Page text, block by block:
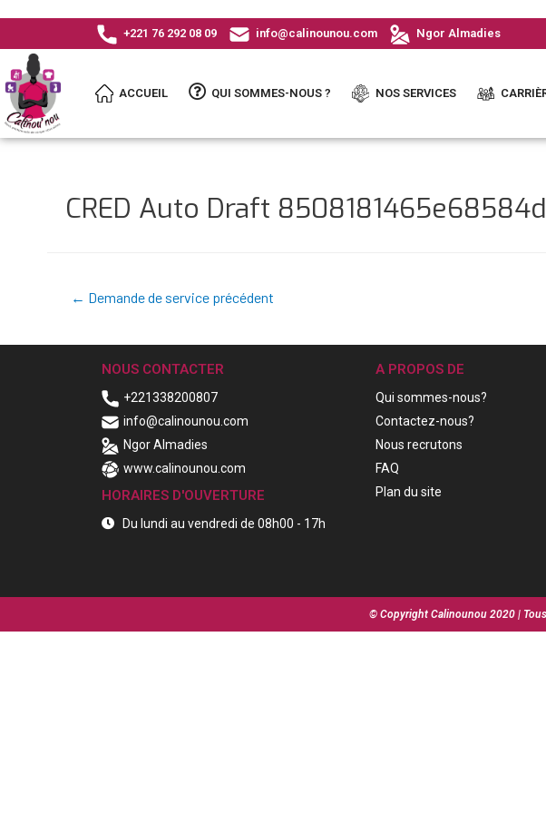
+221 76 292 08 09 info@calinounou.com Ngor Almadies
ACCUEIL QUI SOMMES-NOUS ? NOS SERVICES
CRED Auto Draft
← Demande de service précédent
NOUS CONTACTER
+221338200807
info@calinounou.com
Ngor Almadies
www.calinounou.com
HORAIRES D'OUVERTURE
Du lundi au vendredi de 08h00 - 17h
A PROPOS DE
Qui sommes-nous?
Contactez-nous?
Nous recrutons
FAQ
Plan du site
© Copyright Calinounou 2020 |